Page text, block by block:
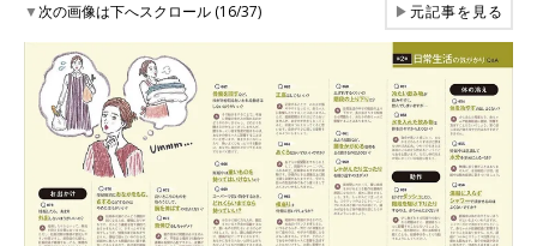
▼次の画像は下へスクロール (16/37) ▶元記事を見る